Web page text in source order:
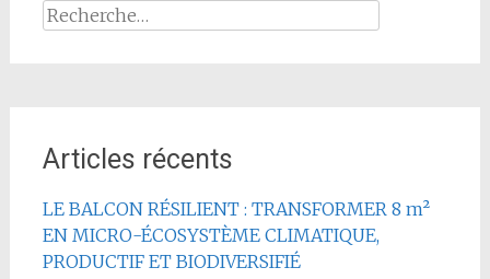
Rechercher :
Articles récents
LE BALCON RÉSILIENT : TRANSFORMER 8 m²
EN MICRO-ÉCOSYSTÈME CLIMATIQUE,
PRODUCTIF ET BIODIVERSIFIÉ